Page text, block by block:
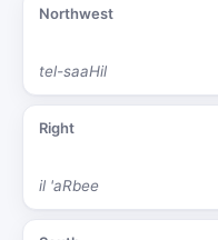
Northwest
tel-saaHil
Right
il 'aRbee